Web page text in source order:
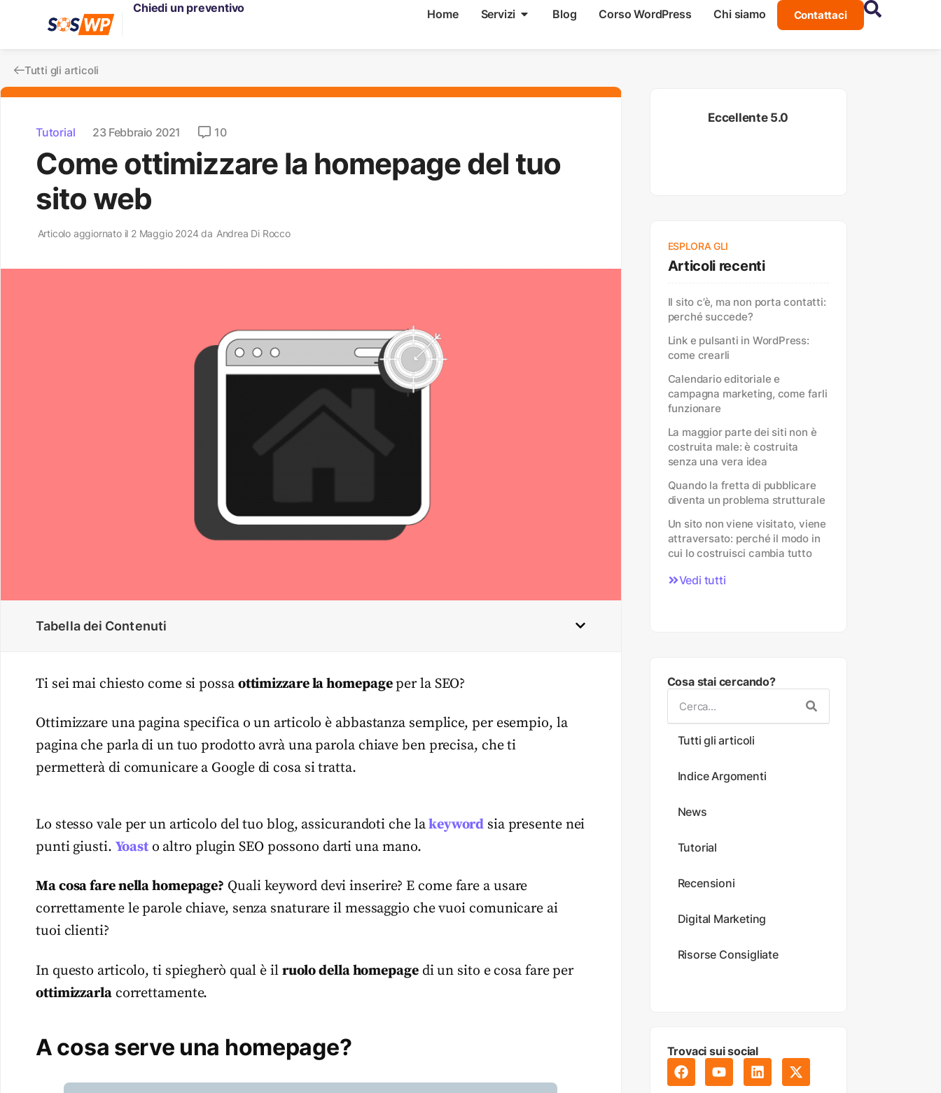
Home Servizi Blog Corso WordPress Chi siamo Contattaci
Chiedi un preventivo
Tutti gli articoli
Tutorial 23 Febbraio 2021 10
Come ottimizzare la homepage del tuo
sito web
Articolo aggiornato il 2 Maggio 2024 da Andrea Di Rocco
Tabella dei Contenuti
Ti sei mai chiesto come si possa ottimizzare la homepageper la SEO?
Ottimizzare una pagina specifica o un articolo è abbastanza semplice, per esempio, la
pagina che parla di un tuo prodotto avrà una parola chiave ben precisa, che ti
permetterà di comunicare a Google di cosa si tratta.
Lo stesso vale per un articolo del tuo blog, assicurandoti che lakeyword sia presente nei
punti giusti. Yoasto altro plugin SEO possono darti una mano.
Ma cosa fare nella homepage? Quali keyword devi inserire? E come fare a usare
correttamente le parole chiave, senza snaturare il messaggio che vuoi comunicare ai
tuoi clienti?
In questo articolo, ti spiegherò qual è il ruolo della homepagedi un sito e cosa fare per
ottimizzarlacorrettamente.
A cosa serve una homepage?
Eccellente 5.0
ESPLORA GLI
Articoli recenti
Il sito c’è, ma non porta contatti:
perché succede?
Link e pulsanti in WordPress:
come crearli
Calendario editoriale e
campagna marketing, come farli
funzionare
La maggior parte dei siti non è
costruita male: è costruita
senza una vera idea
Quando la fretta di pubblicare
diventa un problema strutturale
Un sito non viene visitato, viene
attraversato: perché il modo in
cui lo costruisci cambia tutto
Vedi tutti
Cosa stai cercando?
Tutti gli articoli
Indice Argomenti
News
Tutorial
Recensioni
Digital Marketing
Risorse Consigliate
Trovaci sui social